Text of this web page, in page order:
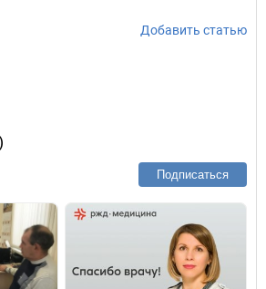
Добавить статью
Подписаться